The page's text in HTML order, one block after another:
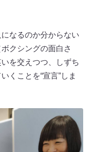
なるのか分からない
クシングの面白さ
を交えつつ、しずち
くことを“宣言”しま